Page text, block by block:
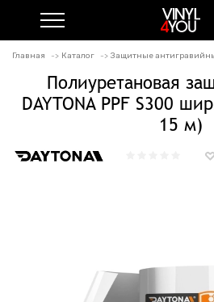
Главная Каталог Защитные
Полиуретановая
DAYTONA PPF S300
15 м)